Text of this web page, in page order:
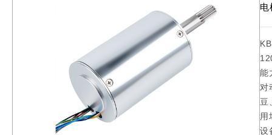
电
能
对
豆
用
设